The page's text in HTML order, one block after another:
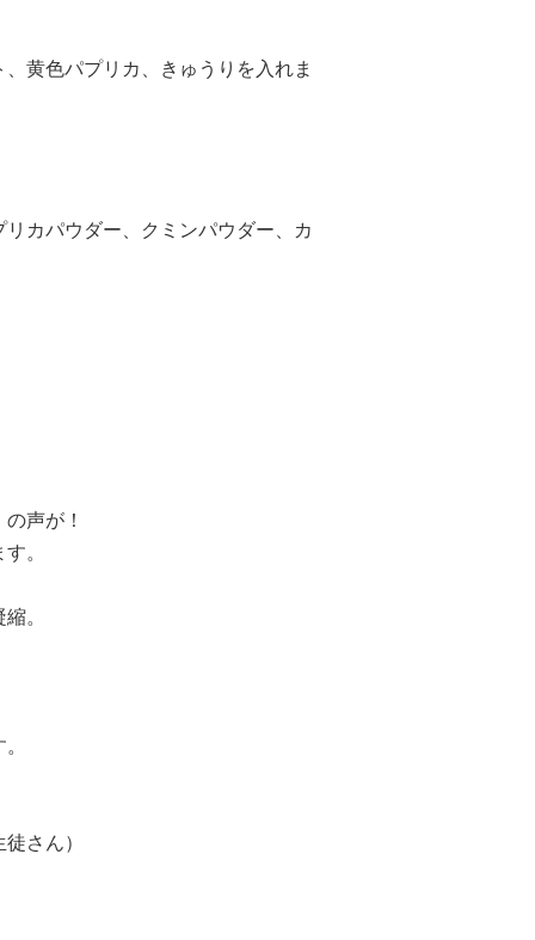
黄色パプリカ、きゅうりを入れま
カパウダー、クミンパウダー、カ
声が！
。
。
さん）